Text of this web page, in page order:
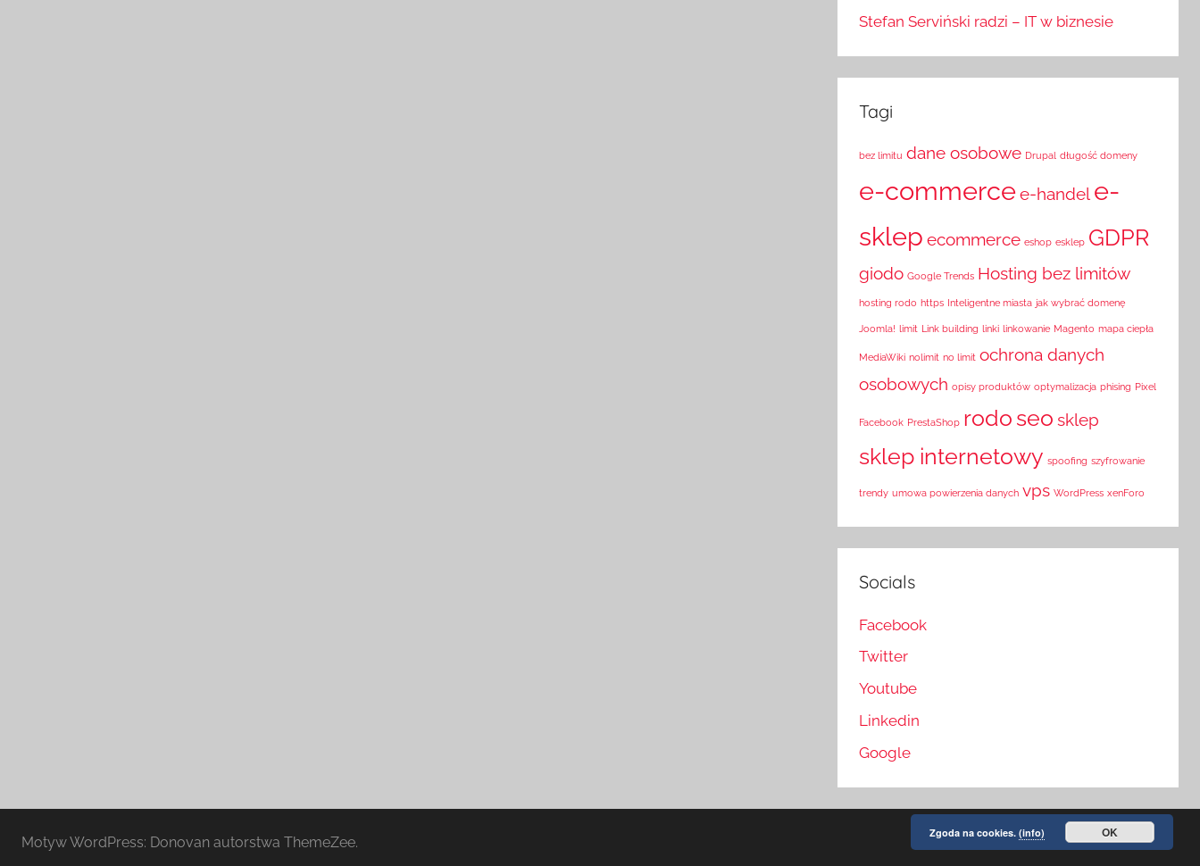
Stefan Serviński radzi – IT w biznesie
Tagi
bez limitu dane osobowe Drupal długość domeny
e-commercee-handel e-
sklep ecommerce eshop esklep GDPR
giodo Google Trends Hosting bez limitów
hosting rodo https Inteligentne miasta jak wybrać domenę
Joomla! limit Link building linki linkowanie Magento mapa ciepła
MediaWiki nolimit no limit ochrona danych
osobowych opisy produktów optymalizacja phising Pixel
Facebook PrestaShop rodo seo sklep
sklep internetowy spoofing szyfrowanie
trendy umowa powierzenia danych vps WordPress xenForo
Socials
Facebook
Twitter
Youtube
Linkedin
Google
Motyw WordPress: Donovan autorstwa ThemeZee.
Zgoda na cookies. (info) OK